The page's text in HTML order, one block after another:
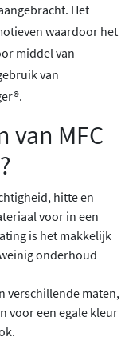
Het
waardoor het
middel van
van
van MFC
hitte en
voor in een
is het makkelijk
onderhoud
verschillende maten,
voor een egale kleur